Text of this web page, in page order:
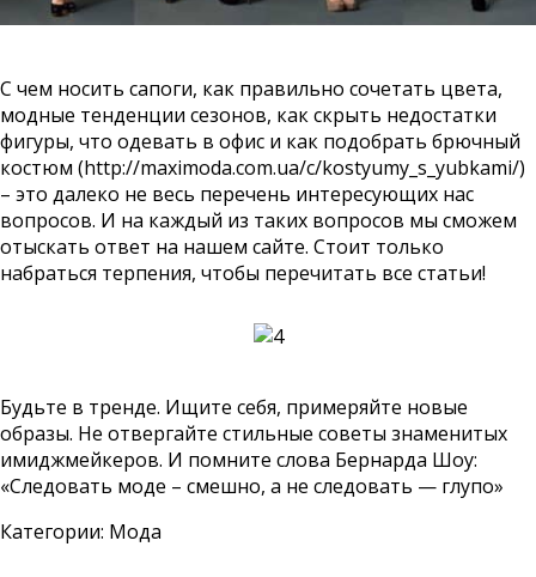
С чем носить сапоги, как правильно сочетать цвета,
модные тенденции сезонов, как скрыть недостатки
фигуры, что одевать в офис и как подобрать брючный
костюм (http://maximoda.com.ua/c/kostyumy_s_yubkami/)
– это далеко не весь перечень интересующих нас
вопросов. И на каждый из таких вопросов мы сможем
отыскать ответ на нашем сайте. Стоит только
набраться терпения, чтобы перечитать все статьи!
Будьте в тренде. Ищите себя, примеряйте новые
образы. Не отвергайте стильные советы знаменитых
имиджмейкеров. И помните слова Бернарда Шоу:
«Следовать моде – смешно, а не следовать — глупо»
Категории: Мода